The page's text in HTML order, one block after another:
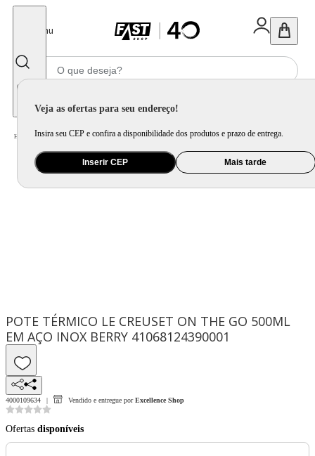
Menu
Veja as ofertas para seu endereço!
Insira seu CEP e confira a disponibilidade dos produtos e prazo de entrega.
Inserir CEP Mais tarde
Home Utilidade Doméstica Organização e Armazenamento / Porta Mantimento e Pote
POTE TÉRMICO LE CREUSET ON THE GO 500ML
EM AÇO INOX BERRY 41068124390001
4000109634 Vendido e entregue por Excellence Shop
Ofertas disponíveis